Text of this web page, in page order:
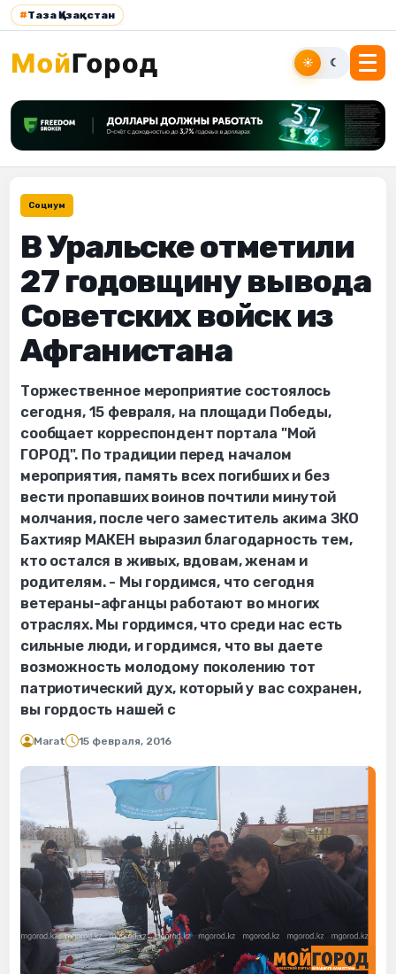
#Таза Қазақстан
☀ ☾
Социум
В Уральске отметили
27 годовщину вывода
Советских войск из
Афганистана
Торжественное мероприятие состоялось
сегодня, 15 февраля, на площади Победы,
сообщает корреспондент портала "Мой
ГОРОД". По традиции перед началом
мероприятия, память всех погибших и без
вести пропавших воинов почтили минутой
молчания, после чего заместитель акима ЗКО
Бахтияр МАКЕН выразил благодарность тем,
кто остался в живых, вдовам, женам и
родителям. - Мы гордимся, что сегодня
ветераны-афганцы работают во многих
отраслях. Мы гордимся, что среди нас есть
сильные люди, и гордимся, что вы даете
возможность молодому поколению тот
патриотический дух, который у вас сохранен,
вы гордость нашей с
Marat 15 февраля, 2016